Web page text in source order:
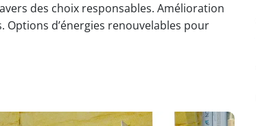
des choix responsables. Amélioration
d’énergies renouvelables pour